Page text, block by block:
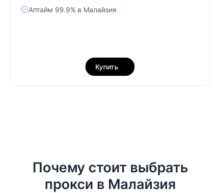
Аптайм 99.9% в Малайзия
Купить
Почему стоит выбрать
прокси в Малайзия